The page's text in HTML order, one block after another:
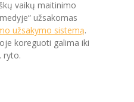
vaikų maitinimo
užsakomas
užsakymo sistemą.
koreguoti galima iki
ryto.